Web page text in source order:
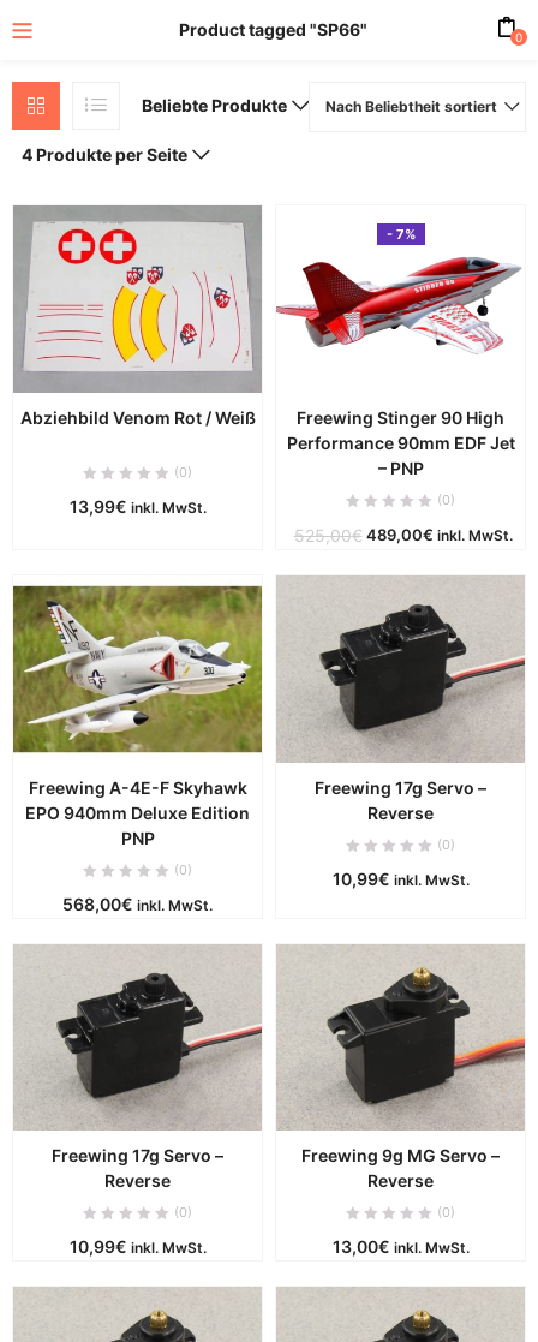
Product tagged "SP66" 0
Beliebte Produkte Nach Beliebtheit sortiert
4 Produkte per Seite
Abziehbild Venom Rot / Weiß
(0)
13,99€ inkl. MwSt.
- 7%
Freewing Stinger 90 High
Performance 90mm EDF Jet
– PNP
(0)
525,00€ Ursprünglicher
525,00€
489,00€Aktueller
489,00€.
inkl. MwSt.
Freewing A-4E-F Skyhawk
EPO 940mm Deluxe Edition
PNP
(0)
568,00€ inkl. MwSt.
Freewing 17g Servo –
Reverse
(0)
10,99€ inkl. MwSt.
Freewing 17g Servo –
Reverse
(0)
10,99€ inkl. MwSt.
Freewing 9g MG Servo –
Reverse
(0)
13,00€ inkl. MwSt.